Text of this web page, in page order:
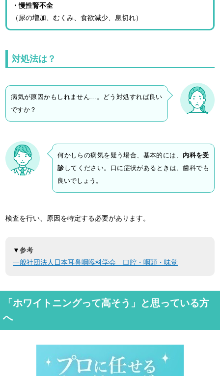
・慢性腎不全
（尿の増加、むくみ、食欲減少、息切れ）
対処法は？
病気が原因かもしれません…。どう対処すれば良い
ですか？
何かしらの病気を疑う場合、基本的には、 内科を受
診 してください。口に症状があるときは、歯科でも
良いでしょう。
検査を行い、原因を特定する必要があります。
▼参考
一般社団法人日本耳鼻咽喉科学会 口腔・咽頭・味覚
「ホワイトニングって高そう」と思っている方
へ